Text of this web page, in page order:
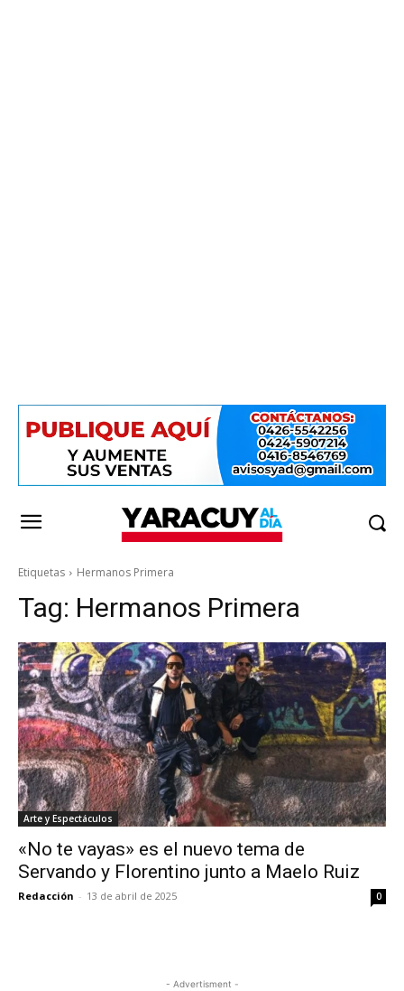
Etiquetas Hermanos Primera
Tag: Hermanos Primera
Arte y Espectáculos
«No te vayas» es el nuevo tema de
Servando y Florentino junto a Maelo Ruiz
Redacción - 13 de abril de 2025 0
- Advertisment -